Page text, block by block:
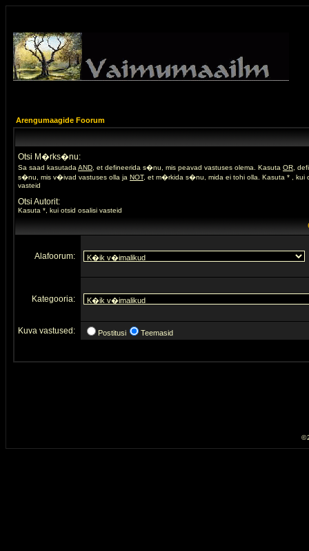
Arengumaagide Foorum
Otsi M�rks�nu:
Sa saad kasutada AND , et defineerida s�nu, mis peavad vastuses olema. Kasuta OR ,
s�nu, mis v�ivad vastuses olla ja NOT, et m�rkida s�nu, mida ei tohi olla. Kasuta * , kui
vasteid
Otsi Autorit:
Kasuta *, kui otsid osalisi vasteid
Alafoorum:
Kategooria:
Kuva vastused: Postitusi Teemasid
©